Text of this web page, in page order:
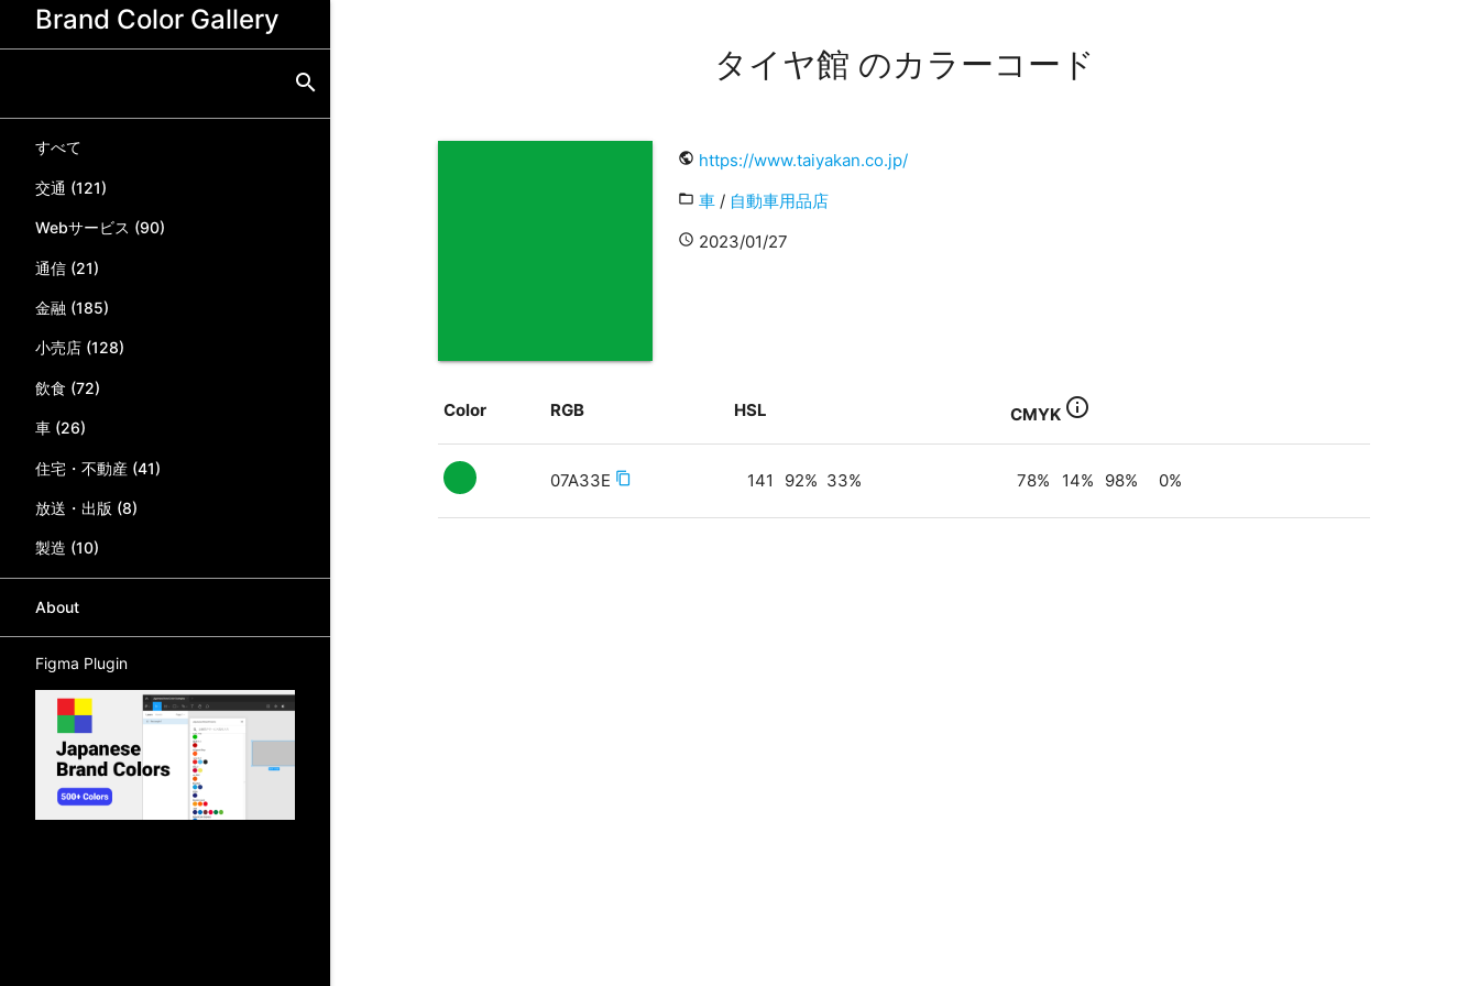
Brand Color Gallery
search
すべて
交通 (121)
Webサービス (90)
通信 (21)
金融 (185)
小売店 (128)
飲食 (72)
車 (26)
住宅・不動産 (41)
放送・出版 (8)
製造 (10)
About
Figma Plugin
タイヤ館 のカラーコード
public https://www.taiyakan.co.jp/
folder_open 車 / 自動車用品店
access_time 2023/01/27
Color RGB HSL CMYK info_outline
07A33E content_copy 141 92% 33% 78% 14% 98% 0%